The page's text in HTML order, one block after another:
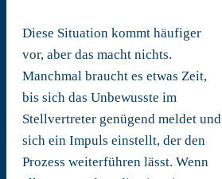
Diese Situation kommt häufiger
vor, aber das macht nichts.
Manchmal braucht es etwas Zeit,
bis sich das Unbewusste im
Stellvertreter genügend meldet und
sich ein Impuls einstellt, der den
Prozess weiterführen lässt. Wenn